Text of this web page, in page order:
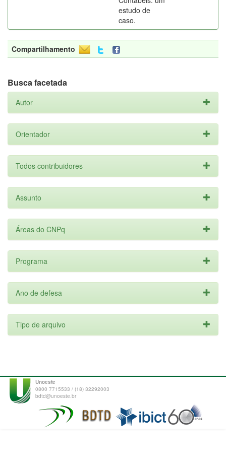
estudo de
caso.
Compartilhamento
Busca facetada
Autor
Orientador
Todos contribuidores
Assunto
Áreas do CNPq
Programa
Ano de defesa
Tipo de arquivo
Unoeste
0800 7715533 / (18) 32292003
bdtd@unoeste.br